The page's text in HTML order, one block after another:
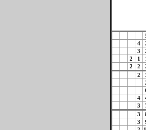
4
3
2
1
2
2
2
4
3
3
3